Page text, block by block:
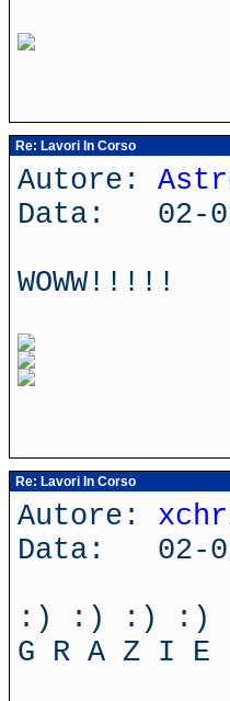
Re: Lavori In Corso
Autore:
Data: 02-
WOWW!!!!!
Re: Lavori In Corso
Autore:
Data: 02-
:) :) :) :)
G R A Z I E